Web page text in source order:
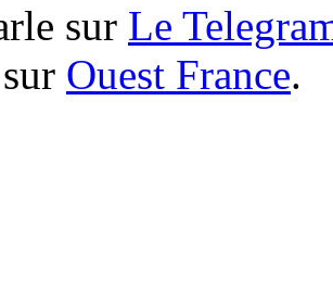
sur Le
Ouest France.